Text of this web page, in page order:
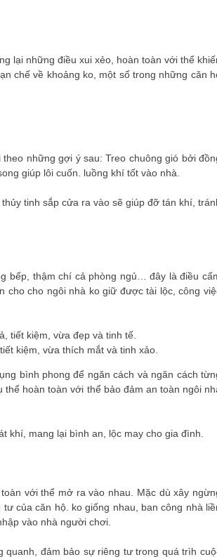
lại những điều xui xẻo, hoàn toàn với thể
chế về khoảng ko, một số trong những căn
những gợi ý sau: Treo chuông gió bởi
giúp lôi cuốn. luồng khí tốt vào nhà.
tinh sắp cửa ra vào sẽ giúp đỡ tán khí,
bếp, thậm chí cả phòng ngủ… đây là điều
cho cho ngôi nhà ko giữ được tài lộc, công
kiệm, vừa thích mắt và tinh xảo.
bình phong để ngăn cách và ngăn cách
hoàn toàn với thể bảo đảm an toàn ngôi
mang lại bình an, lộc may cho gia đình.
với thể mở ra vào nhau. Mặc dù xây
của căn hộ. ko giống nhau, ban công nhà
vào nhà người chơi.